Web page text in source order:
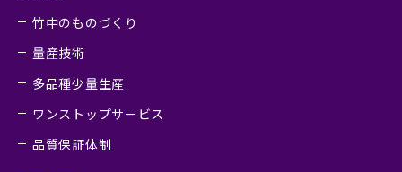
竹中のものづくり
量産技術
多品種少量生産
ワンストップサービス
品質保証体制